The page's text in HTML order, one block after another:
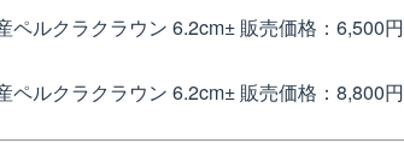
ペルクラクラウン 6.2cm± 販売価格：6,500円
ペルクラクラウン 6.2cm± 販売価格：8,800円